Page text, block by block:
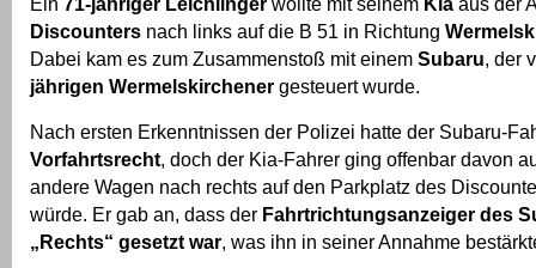
Discounters nach links auf die B 51 in Richtung
Dabei kam es zum Zusammenstoß mit einem Subaru, der
jährigen Wermelskirchener gesteuert wurde.
Nach ersten Erkenntnissen der Polizei hatte der Subaru-
Vorfahrtsrecht, doch der Kia-Fahrer ging offenbar davon
andere Wagen nach rechts auf den Parkplatz des
würde. Er gab an, dass der Fahrtrichtungsanzeiger des
„Rechts“ gesetzt war, was ihn in seiner Annahme